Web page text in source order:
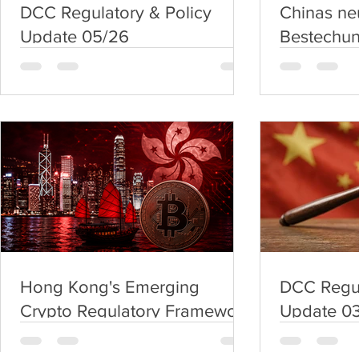
DCC Regulatory & Policy
Update 05/26
Chinas
Vertrieb
Hong Kong's Emerging
Crypto Regulatory Framework
DCC
Update